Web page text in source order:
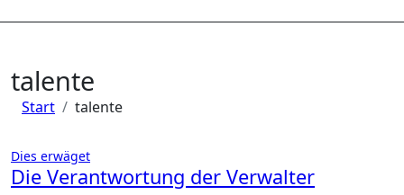
talente
Start talente
Dies erwäget
Die Verantwortung der Verwalter